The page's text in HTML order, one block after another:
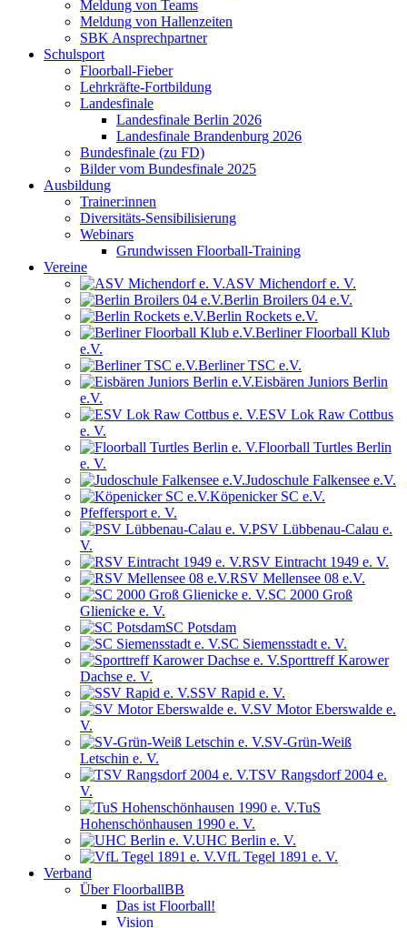
Meldung von Teams
Meldung von Hallenzeiten
SBK Ansprechpartner
Schulsport
Floorball-Fieber
Lehrkräfte-Fortbildung
Landesfinale
Landesfinale Berlin 2026
Landesfinale Brandenburg 2026
Bundesfinale (zu FD)
Bilder vom Bundesfinale 2025
Ausbildung
Trainer:innen
Diversitäts-Sensibilisierung
Webinars
Grundwissen Floorball-Training
Vereine
ASV Michendorf e. V.
Berlin Broilers 04 e.V.
Berlin Rockets e.V.
Berliner Floorball Klub
e.V.
Berliner TSC e.V.
Eisbären Juniors Berlin
e.V.
ESV Lok Raw Cottbus
e. V.
Floorball Turtles Berlin
e. V.
Judoschule Falkensee e.V.
Köpenicker SC e.V.
Pfeffersport e. V.
PSV Lübbenau-Calau e.
V.
RSV Eintracht 1949 e. V.
RSV Mellensee 08 e.V.
SC 2000 Groß
Glienicke e. V.
SC Potsdam
SC Siemensstadt e. V.
Sporttreff Karower
Dachse e. V.
SSV Rapid e. V.
SV Motor Eberswalde e.
V.
SV-Grün-Weiß
Letschin e. V.
TSV Rangsdorf 2004 e.
V.
TuS
Hohenschönhausen 1990 e. V.
UHC Berlin e. V.
VfL Tegel 1891 e. V.
Verband
Über FloorballBB
Das ist Floorball!
Vision